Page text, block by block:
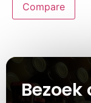
Compare